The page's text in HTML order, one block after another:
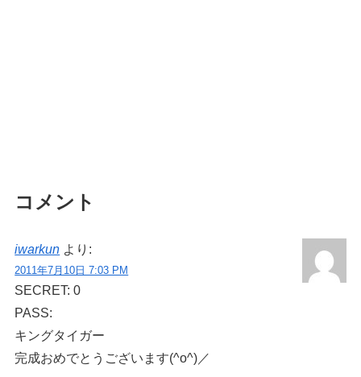
コメント
iwarkun より:
2011年7月10日 7:03 PM
SECRET: 0
PASS:
キングタイガー
完成おめでとうございます(^o^)／